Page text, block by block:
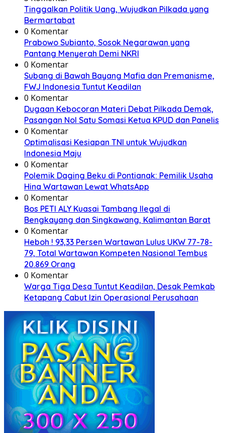
Tinggalkan Politik Uang, Wujudkan Pilkada yang
Bermartabat
0 Komentar
Prabowo Subianto, Sosok Negarawan yang
Pantang Menyerah Demi NKRI
0 Komentar
Subang di Bawah Bayang Mafia dan Premanisme,
FWJ Indonesia Tuntut Keadilan
0 Komentar
Dugaan Kebocoran Materi Debat Pilkada Demak,
Pasangan Nol Satu Somasi Ketua KPUD dan Panelis
0 Komentar
Optimalisasi Kesiapan TNI untuk Wujudkan
Indonesia Maju
0 Komentar
Polemik Daging Beku di Pontianak: Pemilik Usaha
Hina Wartawan Lewat WhatsApp
0 Komentar
Bos PETI ALY Kuasai Tambang Ilegal di
Bengkayang dan Singkawang, Kalimantan Barat
0 Komentar
Heboh ! 93,33 Persen Wartawan Lulus UKW 77-78-
79, Total Wartawan Kompeten Nasional Tembus
20.869 Orang
0 Komentar
Warga Tiga Desa Tuntut Keadilan, Desak Pemkab
Ketapang Cabut Izin Operasional Perusahaan